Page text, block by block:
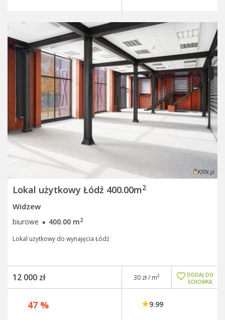
Lokal użytkowy Łódź 400.00m2
Widzew
biurowe · 400.00 m2
Lokal użytkowy do wynajęcia Łódź
12 000 zł
DODAJ DO
SCHOWKA
30 zł / m2
47 % 9.99